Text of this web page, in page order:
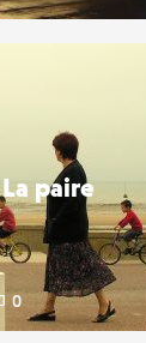
La paire
0